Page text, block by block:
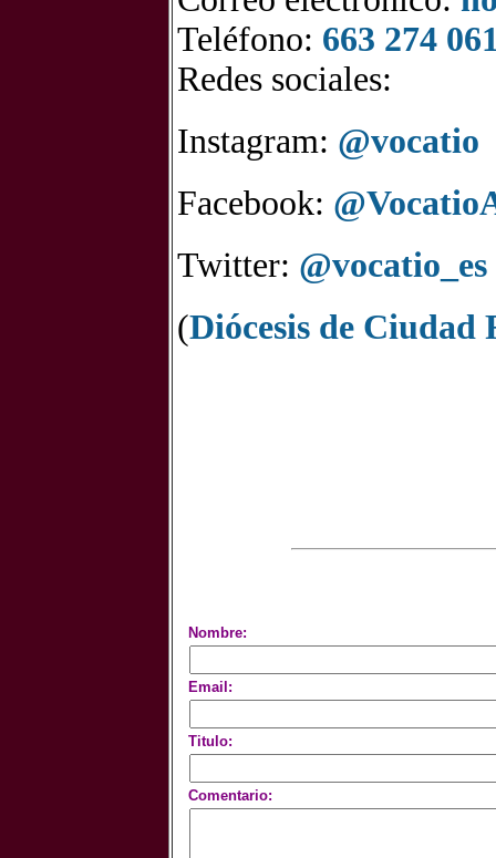
Teléfono: 663 274
Redes sociales:
Instagram: @vocatio
Facebook:
Twitter: @vocatio_es
(Diócesis de Ciudad
Nombre:
Email:
Titulo:
Comentario: